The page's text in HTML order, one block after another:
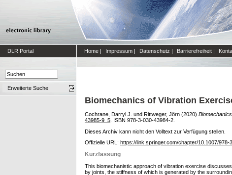
DLR Portal Home | Impressum | Datenschutz | Barrierefreiheit |
Erweiterte Suche
Biomechanics of Vibration
Cochrane, Darryl J. und Rittweger, Jörn (2020)
43985-9_5 . ISBN 978-3-030-43984-2.
Dieses Archiv kann nicht den Volltext zur Verfügung stellen.
Offizielle URL: https://link.springer.com/chapter/10.1007/978-
Kurzfassung
This biomechanistic approach of vibration exercise
by joints, the stiffness of which is generated by the